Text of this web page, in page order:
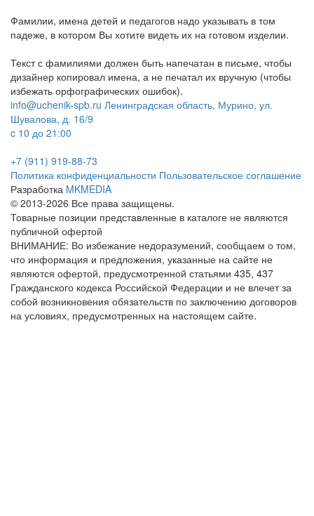
Фамилии, имена детей и педагогов надо указывать в том
падеже, в котором Вы хотите видеть их на готовом изделии.
Текст с фамилиями должен быть напечатан в письме, чтобы
дизайнер копировал имена, а не печатал их вручную (чтобы
избежать орфографических ошибок).
info@uchenik-spb.ru Ленинградская область, Мурино, ул.
Шувалова, д. 16/9
c 10 до 21:00
+7 (911) 919-88-73
Политика конфиденциальности Пользовательское соглашение
Разработка MKMEDIA
© 2013-2026 Все права защищены.
Товарные позиции представленные в каталоге не являются
публичной офертой
ВНИМАНИЕ: Во избежание недоразумений, сообщаем о том,
что информация и предложения, указанные на сайте не
являются офертой, предусмотренной статьями 435, 437
Гражданского кодекса Российской Федерации и не влечет за
собой возникновения обязательств по заключению договоров
на условиях, предусмотренных на настоящем сайте.